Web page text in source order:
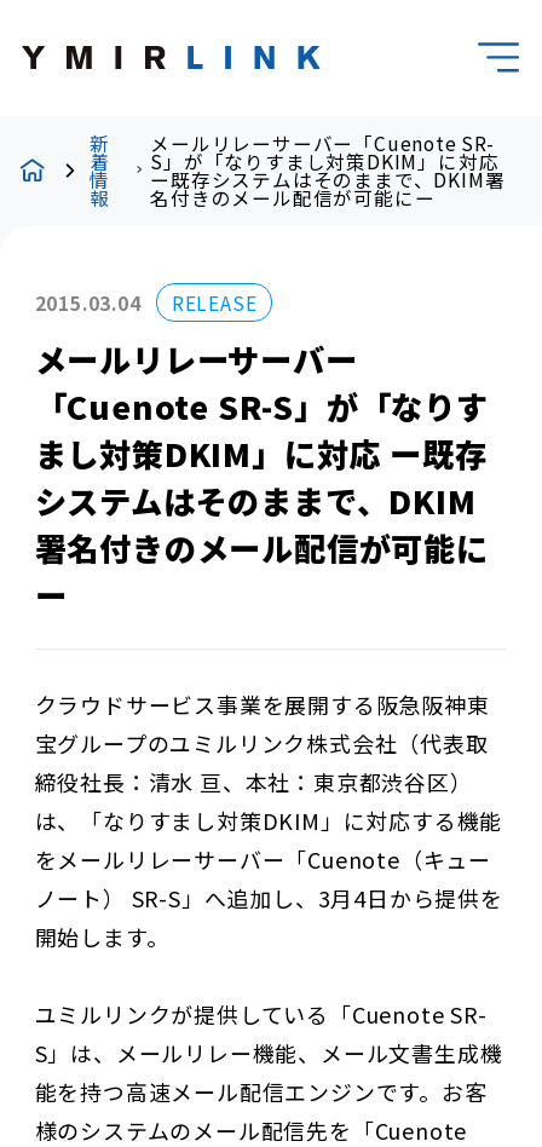
新
着
情
報
メールリレーサーバー「Cuenote SR-
S」が「なりすまし対策DKIM」に対応
ー既存システムはそのままで、DKIM署
名付きのメール配信が可能にー
2015.03.04 RELEASE
メールリレーサーバー
「Cuenote SR-S」が「なりす
まし対策DKIM」に対応 ー既存
システムはそのままで、DKIM
署名付きのメール配信が可能に
ー
クラウドサービス事業を展開する阪急阪神東
宝グループのユミルリンク株式会社（代表取
締役社長：清水 亘、本社：東京都渋谷区）
は、「なりすまし対策DKIM」に対応する機能
をメールリレーサーバー「Cuenote（キュー
ノート） SR-S」へ追加し、3月4日から提供を
開始します。
ユミルリンクが提供している「Cuenote SR-
S」は、メールリレー機能、メール文書生成機
能を持つ高速メール配信エンジンです。お客
様のシステムのメール配信先を「Cuenote